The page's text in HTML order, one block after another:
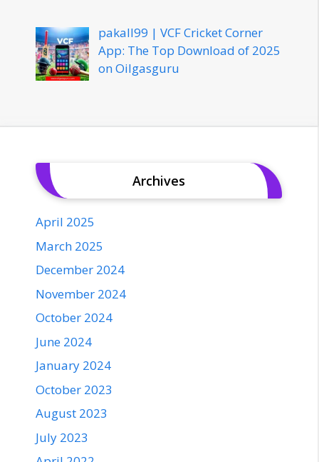
pakall99 | VCF Cricket Corner
App: The Top Download of 2025
on Oilgasguru
Archives
April 2025
March 2025
December 2024
November 2024
October 2024
June 2024
January 2024
October 2023
August 2023
July 2023